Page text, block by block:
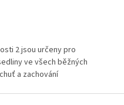
2 jsou určeny pro
ve všech běžných
a zachování